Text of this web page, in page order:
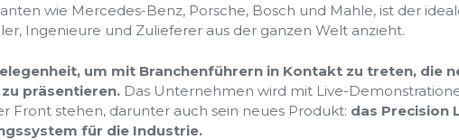
wie Mercedes-Benz, Porsche, Bosch und Mahle, ist der
Ingenieure und Zulieferer aus der ganzen Welt anzieht.
um mit Branchenführern in Kontakt zu treten, die
präsentieren. Das Unternehmen wird mit Live-
Front stehen, darunter auch sein neues Produkt: das Precision
für die Industrie.